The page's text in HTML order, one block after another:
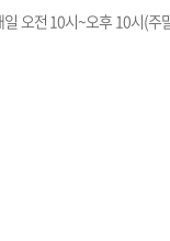
오전 10시~오후 10시(주